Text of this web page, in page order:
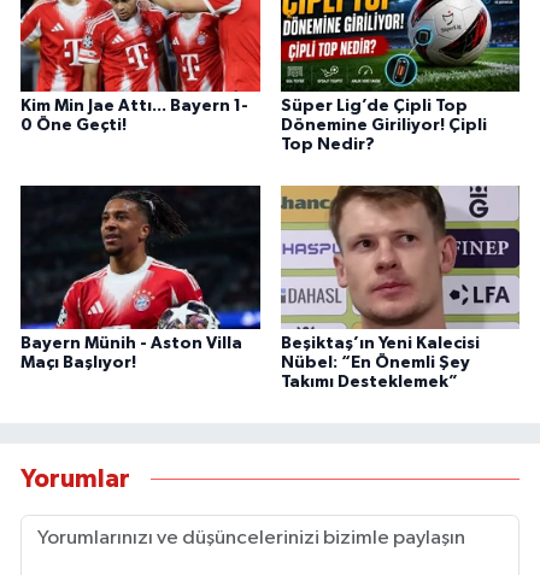
Kim Min Jae Attı... Bayern 1-
0 Öne Geçti!
Süper Lig’de Çipli Top
Dönemine Giriliyor! Çipli
Top Nedir?
Bayern Münih - Aston Villa
Maçı Başlıyor!
Beşiktaş’ın Yeni Kalecisi
Nübel: “En Önemli Şey
Takımı Desteklemek”
Yorumlar